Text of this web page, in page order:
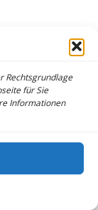
Rechtsgrundlage
für Sie
Informationen